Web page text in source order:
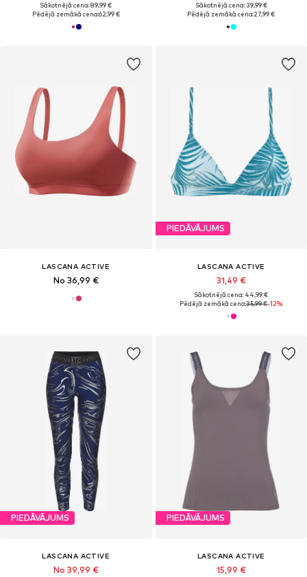
Sākotnējā cena: 89,99 €
Pēdējā zemākā cena:62,99 €
Sākotnējā cena: 39,99 €
Pēdējā zemākā cena:27,99 €
LASCANA ACTIVE
No 36,99 €
PIEDĀVĀJUMS
LASCANA ACTIVE
31,49 €
Sākotnējā cena: 44,99 €
Pēdējā zemākā cena:35,99 €-12%
PIEDĀVĀJUMS
LASCANA ACTIVE
No 39,99 €
PIEDĀVĀJUMS
LASCANA ACTIVE
15,99 €